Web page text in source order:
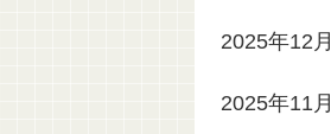
2025年12月
2025年11月